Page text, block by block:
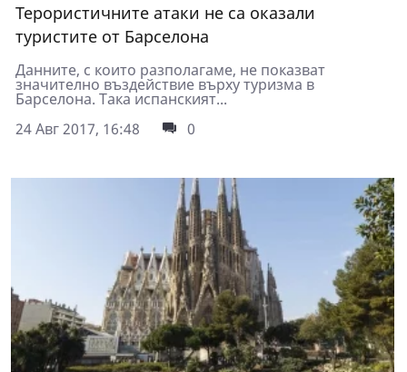
Терористичните атаки не са оказали
туристите от Барселона
Данните, с които разполагаме, не показват
значително въздействие върху туризма в
Барселона. Така испанският...
24 Авг 2017, 16:48
0